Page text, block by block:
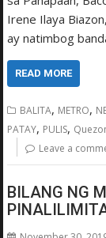
Irene Ilaya
ay natimbog
READ MORE
BALITA, METRO,
PATAY, PULIS,
Leave a
BILANG NG